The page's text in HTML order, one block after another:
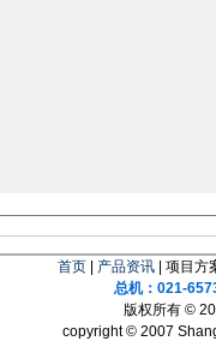
首页 产品资讯 | 项目方
总机：021-
版权所有 ©
copyright © 2007